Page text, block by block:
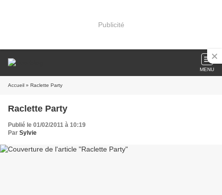
Publicité
MENU
Accueil » Raclette Party
Raclette Party
Publié le 01/02/2011 à 10:19
Par Sylvie